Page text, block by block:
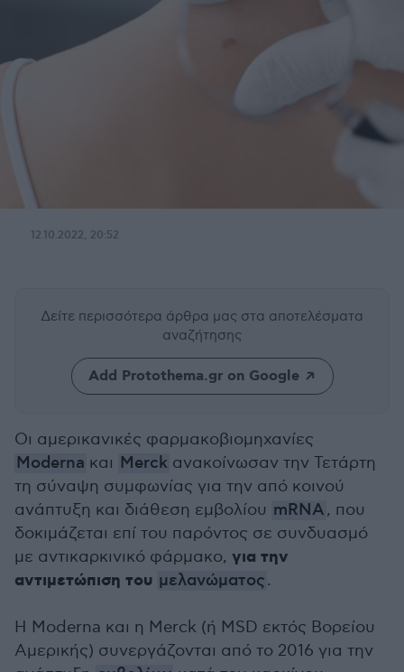
12.10.2022, 20:52
Δείτε περισσότερα άρθρα μας στα αποτελέσματα
αναζήτησης
Add Protothema.gr on Google
Οι αμερικανικές φαρμακοβιομηχανίες
Moderna και Merck ανακοίνωσαν την Τετάρτη
τη σύναψη συμφωνίας για την από κοινού
ανάπτυξη και διάθεση εμβολίου mRNA, που
δοκιμάζεται επί του παρόντος σε συνδυασμό
με αντικαρκινικό φάρμακο, για την
αντιμετώπιση του μελανώματος.
Η Moderna και η Merck (ή MSD εκτός Βορείου
Αμερικής) συνεργάζονται από το 2016 για την